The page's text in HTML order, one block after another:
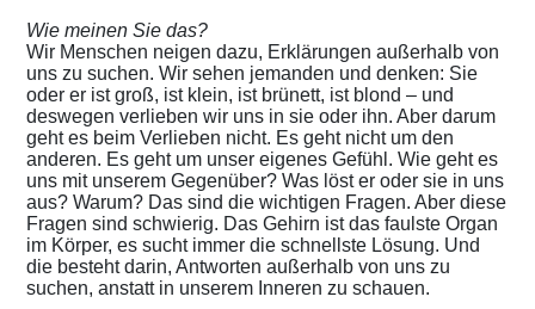
Wie meinen Sie das?
Wir Menschen neigen dazu, Erklärungen außerhalb von
uns zu suchen. Wir sehen jemanden und denken: Sie
oder er ist groß, ist klein, ist brünett, ist blond – und
deswegen verlieben wir uns in sie oder ihn. Aber darum
geht es beim Verlieben nicht. Es geht nicht um den
anderen. Es geht um unser eigenes Gefühl. Wie geht es
uns mit unserem Gegenüber? Was löst er oder sie in uns
aus? Warum? Das sind die wichtigen Fragen. Aber diese
Fragen sind schwierig. Das Gehirn ist das faulste Organ
im Körper, es sucht immer die schnellste Lösung. Und
die besteht darin, Antworten außerhalb von uns zu
suchen, anstatt in unserem Inneren zu schauen.